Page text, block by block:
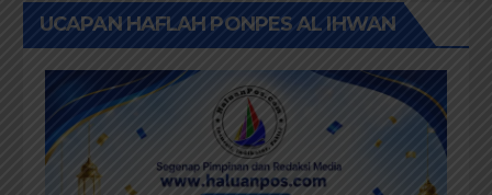
UCAPAN HAFLAH PONPES AL IHWAN